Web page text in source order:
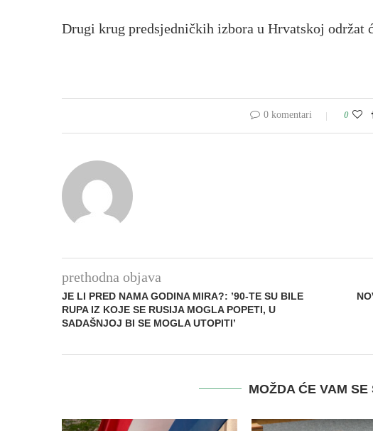
Drugi krug predsjedničkih izbora u Hrvatskoj održat
0 komentari 0
prethodna objava
JE LI PRED NAMA GODINA MIRA?: ’90-TE SU BILE
RUPA IZ KOJE SE RUSIJA MOGLA POPETI, U
SADAŠNJOJ BI SE MOGLA UTOPITI’
MOŽDA ĆE VAM SE